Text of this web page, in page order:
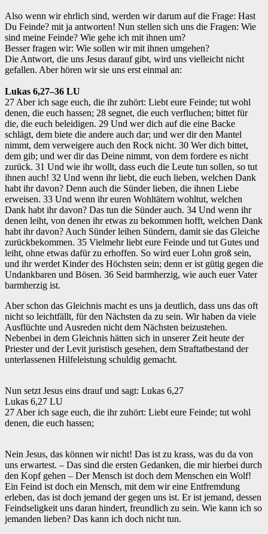
Also wenn wir ehrlich sind, werden wir darum auf die Frage: Hast
Du Feinde? mit ja antworten! Nun stellen sich uns die Fragen: Wie
sind meine Feinde? Wie gehe ich mit ihnen um?
‌Besser fragen wir: Wie sollen wir mit ihnen umgehen?
‌Die Antwort, die uns Jesus darauf gibt, wird uns vielleicht nicht
gefallen. Aber hören wir sie uns erst einmal an:
Lukas 6,27–36 LU
27 Aber ich sage euch, die ihr zuhört: Liebt eure Feinde; tut wohl
denen, die euch hassen; 28 segnet, die euch verfluchen; bittet für
die, die euch beleidigen. 29 Und wer dich auf die eine Backe
schlägt, dem biete die andere auch dar; und wer dir den Mantel
nimmt, dem verweigere auch den Rock nicht. 30 Wer dich bittet,
dem gib; und wer dir das Deine nimmt, von dem fordere es nicht
zurück. 31 Und wie ihr wollt, dass euch die Leute tun sollen, so tut
ihnen auch! 32 Und wenn ihr liebt, die euch lieben, welchen Dank
habt ihr davon? Denn auch die Sünder lieben, die ihnen Liebe
erweisen. 33 Und wenn ihr euren Wohltätern wohltut, welchen
Dank habt ihr davon? Das tun die Sünder auch. 34 Und wenn ihr
denen leiht, von denen ihr etwas zu bekommen hofft, welchen Dank
habt ihr davon? Auch Sünder leihen Sündern, damit sie das Gleiche
zurückbekommen. 35 Vielmehr liebt eure Feinde und tut Gutes und
leiht, ohne etwas dafür zu erhoffen. So wird euer Lohn groß sein,
und ihr werdet Kinder des Höchsten sein; denn er ist gütig gegen die
Undankbaren und Bösen. 36 Seid barmherzig, wie auch euer Vater
barmherzig ist.
‌Aber schon das Gleichnis macht es uns ja deutlich, dass uns das oft
nicht so leichtfällt, für den Nächsten da zu sein. Wir haben da viele
Ausflüchte und Ausreden nicht dem Nächsten beizustehen.
Nebenbei in dem Gleichnis hätten sich in unserer Zeit heute der
Priester und der Levit juristisch gesehen, dem Straftatbestand der
unterlassenen Hilfeleistung schuldig gemacht.
Nun setzt Jesus eins drauf und sagt: Lukas 6,27
‌Lukas 6,27 LU
27 Aber ich sage euch, die ihr zuhört: Liebt eure Feinde; tut wohl
denen, die euch hassen;
Nein Jesus, das können wir nicht! Das ist zu krass, was du da von
uns erwartest. – Das sind die ersten Gedanken, die mir hierbei durch
den Kopf gehen – Der Mensch ist doch dem Menschen ein Wolf!
‌Ein Feind ist doch ein Mensch, mit dem wir eine Entfremdung
erleben, das ist doch jemand der gegen uns ist. Er ist jemand, dessen
Feindseligkeit uns daran hindert, freundlich zu sein. Wie kann ich so
jemanden lieben? Das kann ich doch nicht tun.